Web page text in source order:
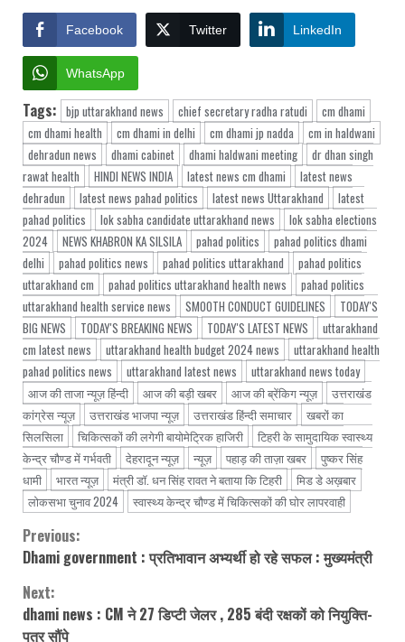
Facebook Twitter LinkedIn
WhatsApp
Tags: bjp uttarakhand news chief secretary radha ratudi
cm dhami
cm dhami health
cm dhami in delhi cm dhami jp nadda
cm in haldwani
dehradun news
dhami cabinet dhami haldwani meeting
dr dhan singh
rawat health
HINDI NEWS INDIA latest news cm dhami
latest news
dehradun
latest news pahad politics latest news Uttarakhand
latest
pahad politics
lok sabha candidate uttarakhand news
lok sabha elections
2024
NEWS KHABRON KA SILSILA pahad politics
pahad politics dhami
delhi
pahad politics news pahad politics uttarakhand
pahad politics
uttarakhand cm
pahad politics uttarakhand health news
pahad politics
uttarakhand health service news
SMOOTH CONDUCT GUIDELINES
TODAY'S
BIG NEWS
TODAY'S BREAKING NEWS TODAY'S LATEST NEWS
uttarakhand
cm latest news
uttarakhand health budget 2024 news
uttarakhand health
pahad politics news
uttarakhand latest news
uttarakhand news today
आज की ताजा न्यूज़ हिंन्दी
आज की बड़ी खबर आज की ब्रेंकिग न्यूज़
उत्तराखंड
कांग्रेस न्यूज़
उत्तराखंड भाजपा न्यूज़ उत्तराखंड हिंन्दी समाचार
खबरों का
सिलसिला
चिकित्सकों की लगेगी बायोमेट्रिक हाजिरी
टिहरी के सामुदायिक स्वास्थ्य
केन्द्र चौण्ड में गर्भवती
देहरादून न्यूज़ न्यूज़ पहाड़ की ताज़ा खबर
पुष्कर सिंह
धामी
भारत न्यूज़ मंत्री डॉ. धन सिंह रावत ने बताया कि टिहरी
मिड डे अख़बार
लोकसभा चुनाव 2024
स्वास्थ्य केन्द्र चौण्ड में चिकित्सकों की घोर लापरवाही
Continue
Reading
Previous:
Dhami government : प्रतिभावान अभ्यर्थी हो रहे सफल : मुख्यमंत्री
Next:
dhami news : CM ने 27 डिप्टी जेलर , 285 बंदी रक्षकों को नियुक्ति-
पत्र सौंपे